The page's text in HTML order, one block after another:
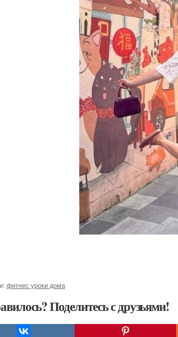
фитнес уроки дома
Поделитесь с друзьями!